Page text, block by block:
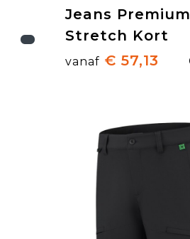
Jeans Premium
Stretch Kort
vanaf € 57,13